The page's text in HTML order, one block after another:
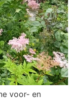
voor- en